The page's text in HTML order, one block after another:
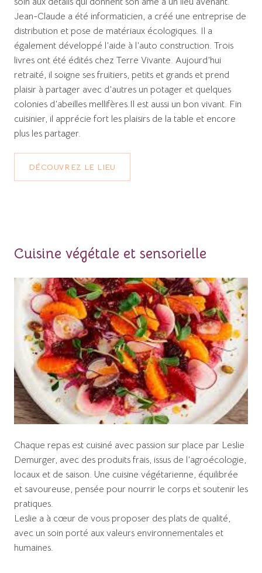
Jean-Claude a été informaticien, a créé une entreprise de
distribution et pose de matériaux écologiques. Il a
également développé l’aide à l’auto construction. Trois
livres ont été édités chez Terre Vivante. Aujourd’hui
retraité, il soigne ses fruitiers, petits et grands et prend
plaisir à partager avec d’autres un potager et quelques
colonies d’abeilles mellifères.Il est aussi un bon vivant. Fin
cuisinier, il apprécie fort les plaisirs de la table et encore
plus les partager.
DÉCOUVREZ LE LIEU
Cuisine végétale et sensorielle
Chaque repas est cuisiné avec passion sur place par Leslie
Demurger, avec des produits frais, issus de l’agroécologie,
locaux et de saison. Une cuisine végétarienne, équilibrée
et savoureuse, pensée pour nourrir le corps et soutenir les
pratiques.
Leslie a à cœur de vous proposer des plats de qualité,
avec un soin porté aux valeurs environnementales et
humaines.